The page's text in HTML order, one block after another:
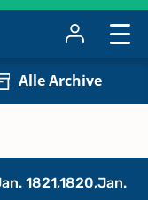
Alle Archive
1821,1820,Jan.